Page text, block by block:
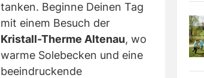
tanken. Beginne Deinen Tag
mit einem Besuch der
Kristall-Therme Altenau, wo
warme Solebecken und eine
beeindruckende